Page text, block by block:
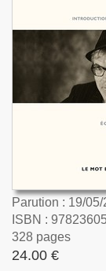
Parution : 19/05/
ISBN :
328 pages
24.00 €